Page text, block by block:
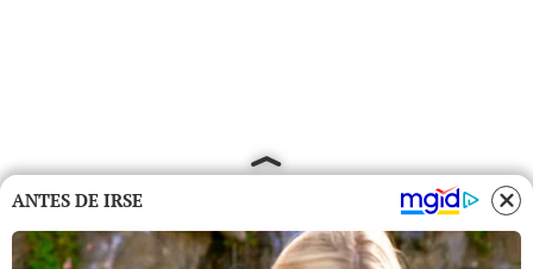
ANTES DE IRSE